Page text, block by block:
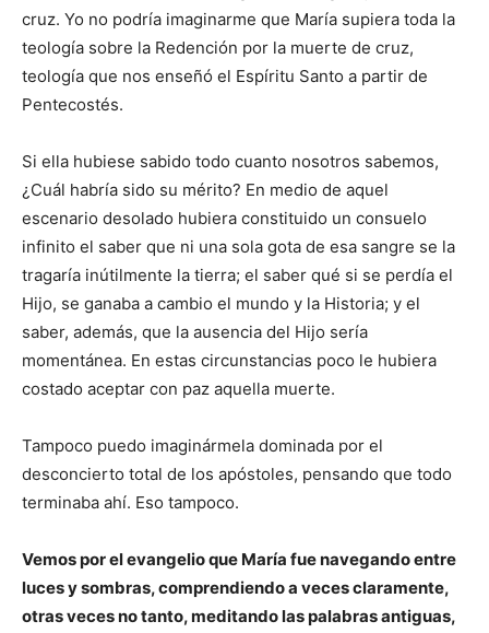
cruz. Yo no podría imaginarme que María supiera toda la
teología sobre la Redención por la muerte de cruz,
teología que nos enseñó el Espíritu Santo a partir de
Pentecostés.
Si ella hubiese sabido todo cuanto nosotros sabemos,
¿Cuál habría sido su mérito? En medio de aquel
escenario desolado hubiera constituido un consuelo
infinito el saber que ni una sola gota de esa sangre se la
tragaría inútilmente la tierra; el saber qué si se perdía el
Hijo, se ganaba a cambio el mundo y la Historia; y el
saber, además, que la ausencia del Hijo sería
momentánea. En estas circunstancias poco le hubiera
costado aceptar con paz aquella muerte.
Tampoco puedo imaginármela dominada por el
desconcierto total de los apóstoles, pensando que todo
terminaba ahí. Eso tampoco.
Vemos por el evangelio que María fue navegando entre
luces y sombras, comprendiendo a veces claramente,
otras veces no tanto, meditando las palabras antiguas,